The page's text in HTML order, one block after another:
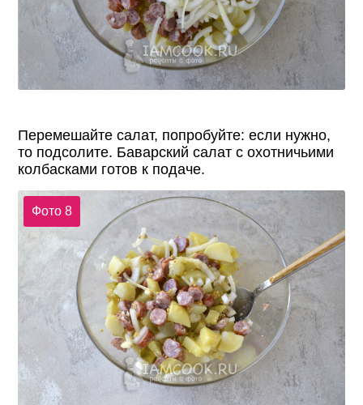
Перемешайте салат, попробуйте: если нужно,
то подсолите. Баварский салат с охотничьими
колбасками готов к подаче.
Фото 8